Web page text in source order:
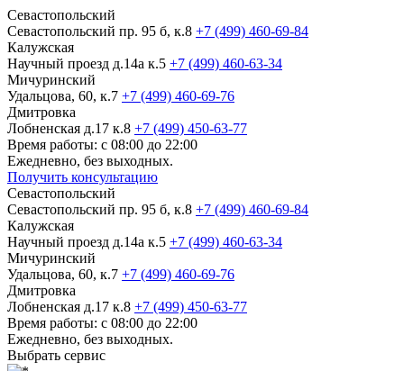
Севастопольский
Севастопольский пр. 95 б, к.8 +7 (499) 460-69-84
Калужская
Научный проезд д.14а к.5 +7 (499) 460-63-34
Мичуринский
Удальцова, 60, к.7 +7 (499) 460-69-76
Дмитровка
Лобненская д.17 к.8 +7 (499) 450-63-77
Время работы: с 08:00 до 22:00
Ежедневно, без выходных.
Получить консультацию
Севастопольский
Севастопольский пр. 95 б, к.8 +7 (499) 460-69-84
Калужская
Научный проезд д.14а к.5 +7 (499) 460-63-34
Мичуринский
Удальцова, 60, к.7 +7 (499) 460-69-76
Дмитровка
Лобненская д.17 к.8 +7 (499) 450-63-77
Время работы: с 08:00 до 22:00
Ежедневно, без выходных.
Выбрать сервис